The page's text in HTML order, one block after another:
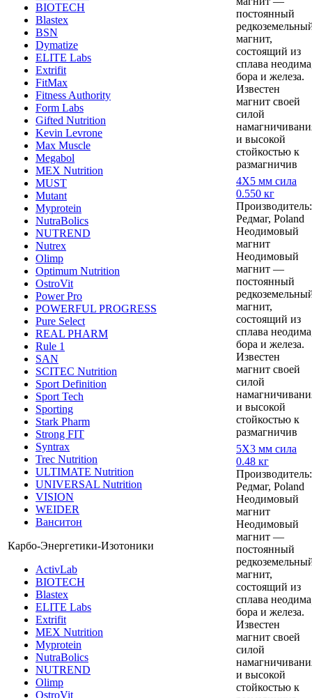
BIOTECH
Blastex
BSN
Dymatize
ELITE Labs
Extrifit
FitMax
Fitness Authority
Form Labs
Gifted Nutrition
Kevin Levrone
Max Muscle
Megabol
MEX Nutrition
MUST
Mutant
Myprotein
NutraBolics
NUTREND
Nutrex
Olimp
Optimum Nutrition
OstroVit
Power Pro
POWERFUL PROGRESS
Pure Select
REAL PHARM
Rule 1
SAN
SCITEC Nutrition
Sport Definition
Sport Tech
Sporting
Stark Pharm
Strong FIT
Syntrax
Trec Nutrition
ULTIMATE Nutrition
UNIVERSAL Nutrition
VISION
WEIDER
Ванситон
Карбо-Энергетики-Изотоники
ActivLab
BIOTECH
Blastex
ELITE Labs
Extrifit
MEX Nutrition
Myprotein
NutraBolics
NUTREND
Olimp
OstroVit
постоянный
магнит,
состоящий из
сплава
бора и железа.
Известен
магнит своей
силой
и высокой
стойкостью к
размагничив
4Х5 мм сила
0.550 кг
Производитель:
Редмаг, Poland
Неодимовый
магнит
Неодимовый
магнит —
постоянный
магнит,
состоящий из
сплава
бора и железа.
Известен
магнит своей
силой
и высокой
стойкостью к
размагничив
5Х3 мм сила
0.48 кг
Производитель:
Редмаг, Poland
Неодимовый
магнит
Неодимовый
магнит —
постоянный
магнит,
состоящий из
сплава
бора и железа.
Известен
магнит своей
силой
и высокой
стойкостью к